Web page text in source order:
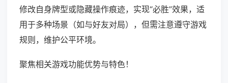
修改自身牌型或隐藏操作痕迹，实现“必胜”效果，适
用于多种场景（如与好友对局），但需注意遵守游戏
规则，维护公平环境。
聚焦相关游戏功能优势与特色！